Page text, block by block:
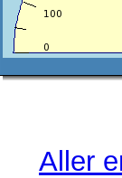
Aller